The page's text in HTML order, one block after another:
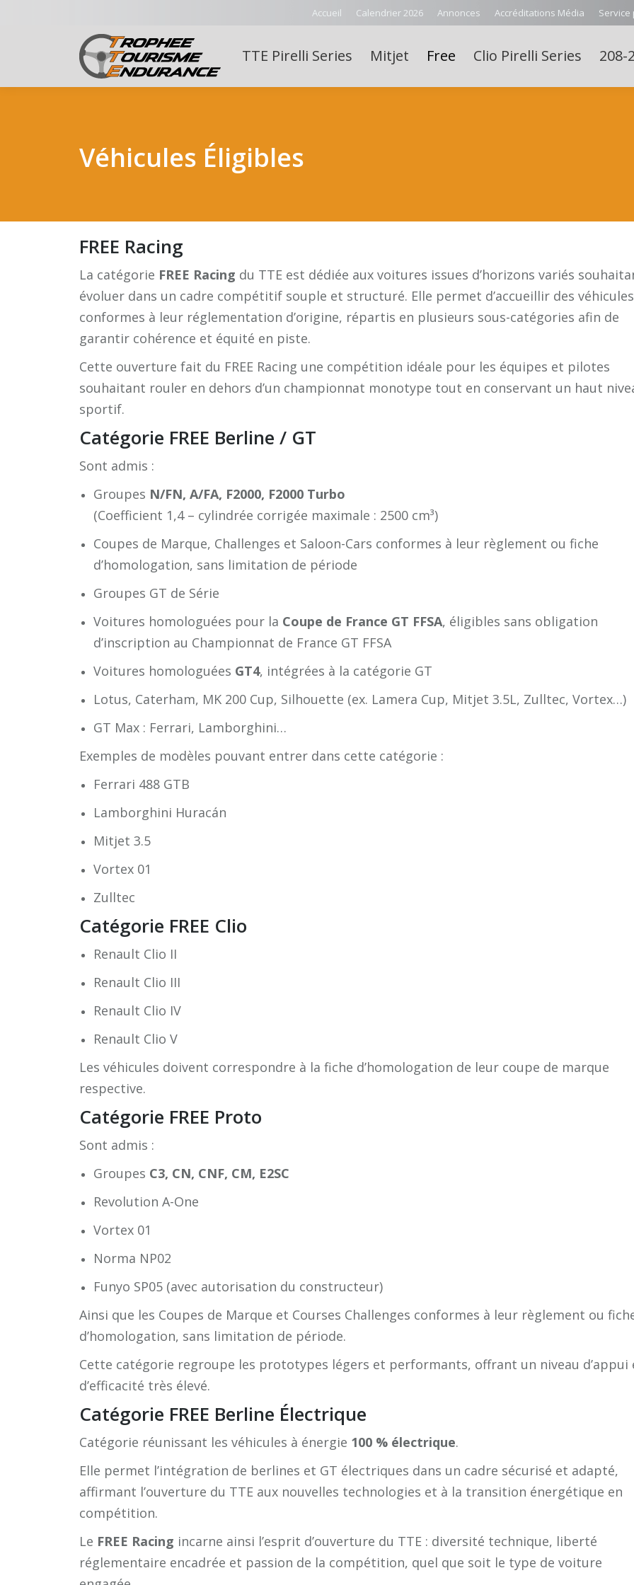
Accueil Calendrier 2026 Annonces Accréditations Média
TTE Pirelli Series Mitjet Free Clio Pirelli Series 208-
Véhicules Éligibles
FREE Racing
La catégorie FREE Racing du TTE est dédiée aux voitures issues d’horizons variés
évoluer dans un cadre compétitif souple et structuré. Elle permet d’accueillir des véhicules
conformes à leur réglementation d’origine, répartis en plusieurs sous-catégories afin de
garantir cohérence et équité en piste.
Cette ouverture fait du FREE Racing une compétition idéale pour les équipes et pilotes
souhaitant rouler en dehors d’un championnat monotype tout en conservant un haut
sportif.
Catégorie FREE Berline / GT
Sont admis :
Groupes N/FN, A/FA, F2000, F2000 Turbo
(Coefficient 1,4 – cylindrée corrigée maximale : 2500 cm³)
Coupes de Marque, Challenges et Saloon-Cars conformes à leur règlement ou fiche
d’homologation, sans limitation de période
Groupes GT de Série
Voitures homologuées pour la Coupe de France GT FFSA, éligibles sans obligation
d’inscription au Championnat de France GT FFSA
Voitures homologuées GT4, intégrées à la catégorie GT
Lotus, Caterham, MK 200 Cup, Silhouette (ex. Lamera Cup, Mitjet 3.5L, Zulltec, Vortex…)
GT Max : Ferrari, Lamborghini…
Exemples de modèles pouvant entrer dans cette catégorie :
Ferrari 488 GTB
Lamborghini Huracán
Mitjet 3.5
Vortex 01
Zulltec
Catégorie FREE Clio
Renault Clio II
Renault Clio III
Renault Clio IV
Renault Clio V
Les véhicules doivent correspondre à la fiche d’homologation de leur coupe de marque
respective.
Catégorie FREE Proto
Sont admis :
Groupes C3, CN, CNF, CM, E2SC
Revolution A-One
Vortex 01
Norma NP02
Funyo SP05 (avec autorisation du constructeur)
Ainsi que les Coupes de Marque et Courses Challenges conformes à leur règlement ou
d’homologation, sans limitation de période.
Cette catégorie regroupe les prototypes légers et performants, offrant un niveau d’appui
d’efficacité très élevé.
Catégorie FREE Berline Électrique
Catégorie réunissant les véhicules à énergie 100 % électrique.
Elle permet l’intégration de berlines et GT électriques dans un cadre sécurisé et adapté,
affirmant l’ouverture du TTE aux nouvelles technologies et à la transition énergétique en
compétition.
Le FREE Racing incarne ainsi l’esprit d’ouverture du TTE : diversité technique, liberté
réglementaire encadrée et passion de la compétition, quel que soit le type de voiture